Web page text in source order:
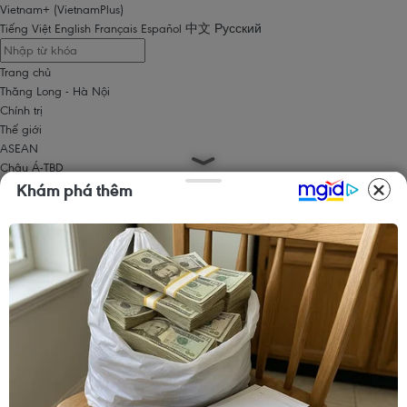
Vietnam+ (VietnamPlus)
Tiếng Việt English Français Español 中文 Русский
Trang chủ
Thăng Long - Hà Nội
Chính trị
Thế giới
ASEAN
Châu Á-TBD
Trung Đông
Châu Mỹ
Châu Phi
Kinh tế
Kinh doanh
Tài chính
Tín dụng nông thôn
Thông tin doanh nghiệp
Khám phá thêm